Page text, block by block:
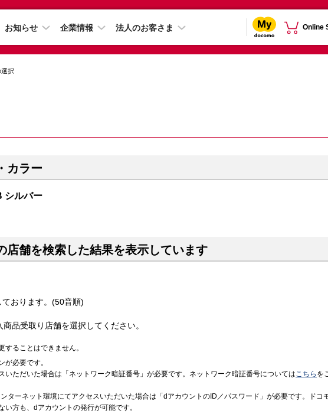
お知らせ 企業情報 法人のお客さま Online
択
カラー
シルバー
店舗を検索した結果を表示しています
おります。(50音順)
品受取り店舗を選択してください。
することはできません。
が必要です。
いただいた場合は「ネットワーク暗証番号」が必要です。ネットワーク暗証番号についてはこちら を
ターネット環境にてアクセスいただいた場合は「dアカウントのID／パスワード」が必要です。ドコ
い方も、dアカウントの発行が可能です。